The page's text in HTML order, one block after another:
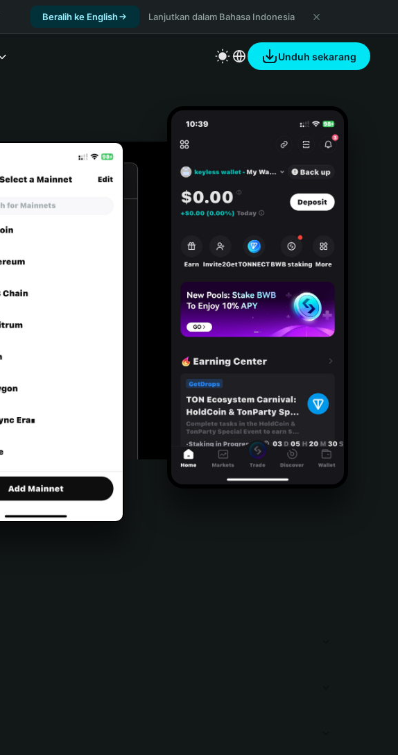
Beralih ke English Lanjutkan dalam Bahasa Indonesia
Unduh sekarang